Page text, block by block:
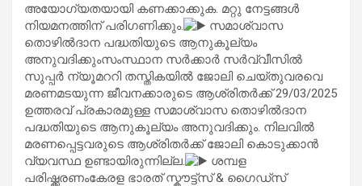
അയോഗ്യതയായി കണക്കാക്കുക. മറ്റു നേട്ടങ്ങള്‍
നിയമനത്തിന് പരിഗണിക്കും.
സമാശ്വാസ
തൊഴില്‍ദാന പദ്ധതിയുടെ ആനുകൂല്യം
അനുവദിക്കുംസംസ്ഥാന സര്‍ക്കാര്‍ സര്‍വ്വീസില്‍
സുപ്പര്‍ ന്യൂമററി തസ്തികയില്‍ ജോലി ചെയ്തുവരവെ
മരണമടയുന്ന ജീവനക്കാരുടെ ആശ്രിതര്‍ക്ക് 29/03/2025
ഉത്തരവ് പ്രകാരമുള്ള സമാശ്വാസ തൊഴില്‍ദാന
പദ്ധതിയുടെ ആനുകൂല്യം അനുവദിക്കും. നിലവില്‍
മരണപ്പെട്ടവരുടെ ആശ്രിതര്‍ക്ക് ജോലി കൊടുക്കാന്‍
വ്യവസ്ഥ ഉണ്ടായിരുന്നില്ല.
ശമ്പള
പരിഷ്ക്കരണംകേരള ഭാരത് സ്കൗട്ട്സ് & ഗൈഡ്സ്